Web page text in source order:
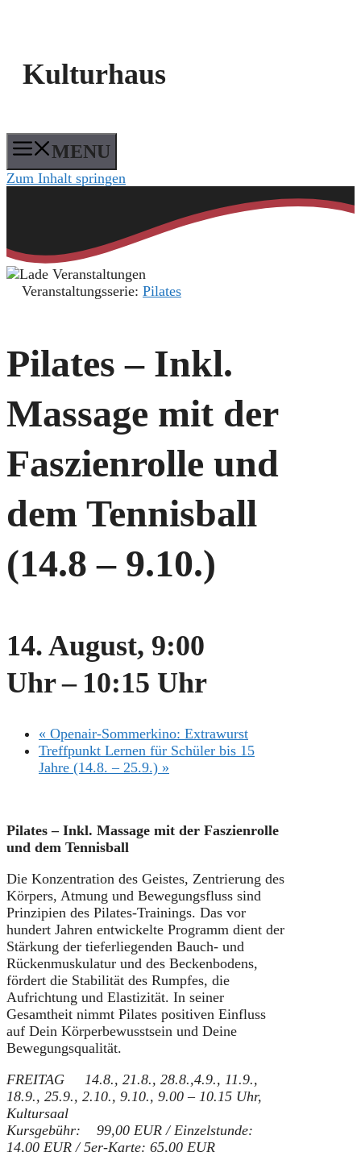
Kulturhaus
MENU
Zum Inhalt springen
Veranstaltungsserie: Pilates
Pilates – Inkl.
Massage mit der
Faszienrolle und
dem Tennisball
(14.8 – 9.10.)
14. August, 9:00
Uhr– 10:15 Uhr
« Openair-Sommerkino: Extrawurst
Treffpunkt Lernen für Schüler bis 15
Jahre (14.8. – 25.9.) »
Pilates – Inkl. Massage mit der Faszienrolle
und dem Tennisball
Die Konzentration des Geistes, Zentrierung des
Körpers, Atmung und Bewegungsfluss sind
Prinzipien des Pilates-Trainings. Das vor
hundert Jahren entwickelte Programm dient der
Stärkung der tieferliegenden Bauch- und
Rückenmuskulatur und des Beckenbodens,
fördert die Stabilität des Rumpfes, die
Aufrichtung und Elastizität. In seiner
Gesamtheit nimmt Pilates positiven Einfluss
auf Dein Körperbewusstsein und Deine
Bewegungsqualität.
FREITAG 14.8., 21.8., 28.8.,4.9., 11.9.,
18.9., 25.9., 2.10., 9.10., 9.00 – 10.15 Uhr,
Kultursaal
Kursgebühr: 99,00 EUR / Einzelstunde:
14,00 EUR / 5er-Karte: 65,00 EUR